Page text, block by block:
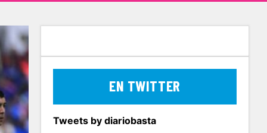
EN TWITTER
Tweets by diariobasta